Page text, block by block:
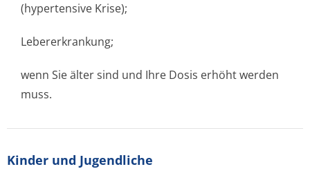
(hypertensive Krise);
Lebererkrankung;
wenn Sie älter sind und Ihre Dosis erhöht werden
muss.
Kinder und Jugendliche